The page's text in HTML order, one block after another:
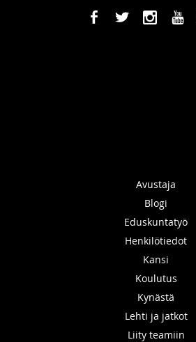
b a x r
Avustaja
Blogi
Eduskuntatyö
Henkilötiedot
Kansi
Koulutus
Kynästä
Lehti ja jatkot
Liity teamiin